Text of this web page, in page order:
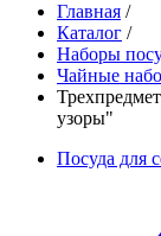
Главная /
Каталог /
Наборы
Чайные
узоры"
Посуда для